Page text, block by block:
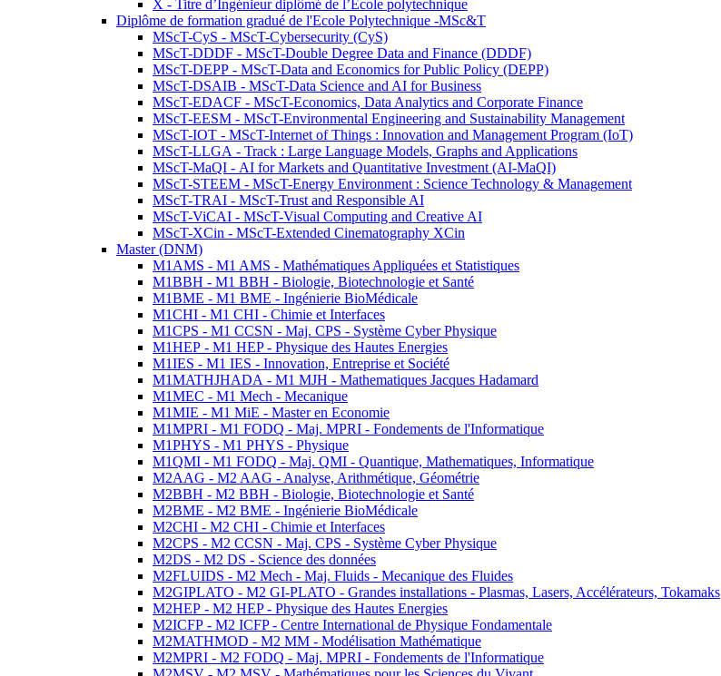
X - Titre d’Ingénieur diplômé de l’École polytechnique
Diplôme de formation gradué de l'Ecole Polytechnique -MSc&T
MScT-CyS - MScT-Cybersecurity (CyS)
MScT-DDDF - MScT-Double Degree Data and Finance (DDDF)
MScT-DEPP - MScT-Data and Economics for Public Policy (DEPP)
MScT-DSAIB - MScT-Data Science and AI for Business
MScT-EDACF - MScT-Economics, Data Analytics and Corporate Finance
MScT-EESM - MScT-Environmental Engineering and Sustainability Management
MScT-IOT - MScT-Internet of Things : Innovation and Management Program (IoT)
MScT-LLGA - Track : Large Language Models, Graphs and Applications
MScT-MaQI - AI for Markets and Quantitative Investment (AI-MaQI)
MScT-STEEM - MScT-Energy Environment : Science Technology & Management
MScT-TRAI - MScT-Trust and Responsible AI
MScT-ViCAI - MScT-Visual Computing and Creative AI
MScT-XCin - MScT-Extended Cinematography XCin
Master (DNM)
M1AMS - M1 AMS - Mathématiques Appliquées et Statistiques
M1BBH - M1 BBH - Biologie, Biotechnologie et Santé
M1BME - M1 BME - Ingénierie BioMédicale
M1CHI - M1 CHI - Chimie et Interfaces
M1CPS - M1 CCSN - Maj. CPS - Système Cyber Physique
M1HEP - M1 HEP - Physique des Hautes Energies
M1IES - M1 IES - Innovation, Entreprise et Société
M1MATHJHADA - M1 MJH - Mathematiques Jacques Hadamard
M1MEC - M1 Mech - Mecanique
M1MIE - M1 MiE - Master en Economie
M1MPRI - M1 FODQ - Maj. MPRI - Fondements de l'Informatique
M1PHYS - M1 PHYS - Physique
M1QMI - M1 FODQ - Maj. QMI - Quantique, Mathematiques, Informatique
M2AAG - M2 AAG - Analyse, Arithmétique, Géométrie
M2BBH - M2 BBH - Biologie, Biotechnologie et Santé
M2BME - M2 BME - Ingénierie BioMédicale
M2CHI - M2 CHI - Chimie et Interfaces
M2CPS - M2 CCSN - Maj. CPS - Système Cyber Physique
M2DS - M2 DS - Science des données
M2FLUIDS - M2 Mech - Maj. Fluids - Mecanique des Fluides
M2GIPLATO - M2 GI-PLATO - Grandes installations - Plasmas, Lasers, Accélérateurs, Tokamaks
M2HEP - M2 HEP - Physique des Hautes Energies
M2ICFP - M2 ICFP - Centre International de Physique Fondamentale
M2MATHMOD - M2 MM - Modélisation Mathématique
M2MPRI - M2 FODQ - Maj. MPRI - Fondements de l'Informatique